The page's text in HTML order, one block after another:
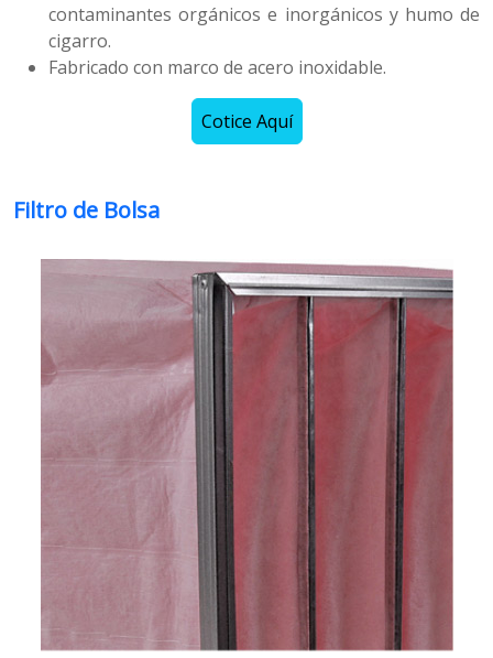
contaminantes orgánicos e inorgánicos y humo de
cigarro.
Fabricado con marco de acero inoxidable.
Cotice Aquí
Filtro de Bolsa